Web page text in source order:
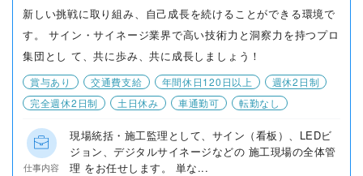
新しい挑戦に取り組み、自己成長を続けることができる環境で
す。 サイン・サイネージ業界で高い技術力と洞察力を持つプロ
集団とし て、共に歩み、共に成長しましょう！
賞与あり 交通費支給 年間休日120日以上
週休2日制
完全週休2日制
土日休み 車通勤可 転勤なし
仕事内容
現場統括・施工監理として、サイン（看板）、LEDビ
ジョン、デジタルサイネージなどの 施工現場の全体管
理 をお任せします。 単な...